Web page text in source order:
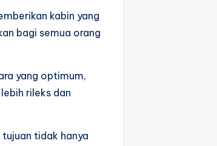
kabin yang
bagi semua orang
yang optimum,
rileks dan
tidak hanya